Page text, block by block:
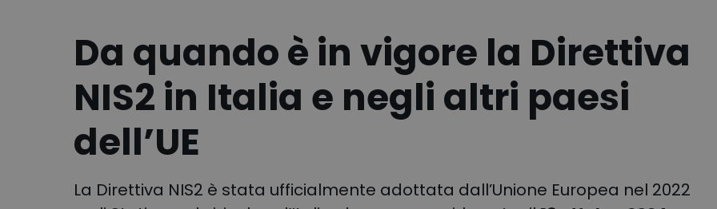
Da quando è in vigore la Direttiva
NIS2 in Italia e negli altri paesi
dell’UE
La Direttiva NIS2 è stata ufficialmente adottata dall’Unione Europea nel 2022